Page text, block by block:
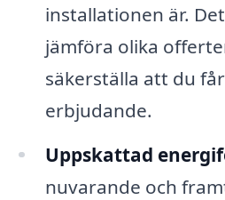
installationen är.
jämföra olika
säkerställa att du
erbjudande.
Uppskattad
nuvarande och